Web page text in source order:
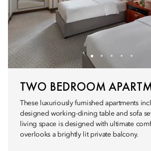
TWO BEDROOM
These luxuriously furnished apartments
designed working-dining table and sofa
living space is designed with ultimate
overlooks a brightly lit private balcony.